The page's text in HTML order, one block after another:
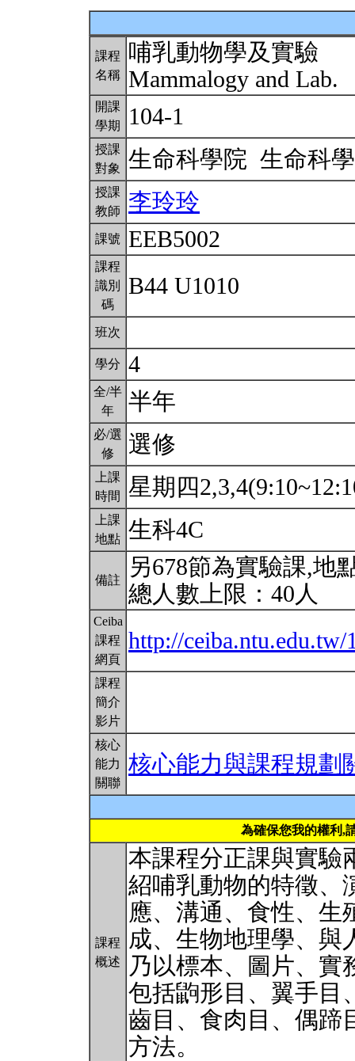
課程
名稱
哺乳動物學及實驗
Mammalogy and Lab.
開課
學期
104-1
授課
對象
生命科學院 生命科
授課
教師
李玲玲
課號 EEB5002
課程
識別
碼
B44 U1010
班次
學分 4
全/半
年
半年
必/選
修
選修
上課
時間
星期四
上課
地點 生科4C
備註
另678節為實驗課,地
總人數上限：40人
Ceiba
課程
網頁
http://
課程
簡介
影片
核心
能力
關聯
核心能力與課程規劃
為確保您我的權利,
課程
概述
本課程分正課與實驗
紹哺乳動物的特徵、
應、溝通、食性、生
成、生物地理學、與
乃以標本、圖片、實
包括鼩形目、翼手目
齒目、食肉目、偶蹄
方法。